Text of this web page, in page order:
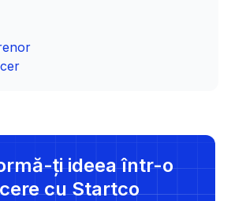
ți ideea într-o
cu Startco